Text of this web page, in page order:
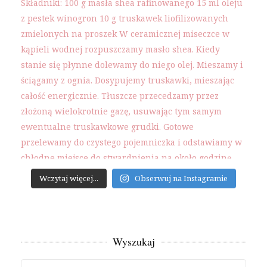
Wczytaj więcej... Obserwuj na Instagramie
Wyszukaj